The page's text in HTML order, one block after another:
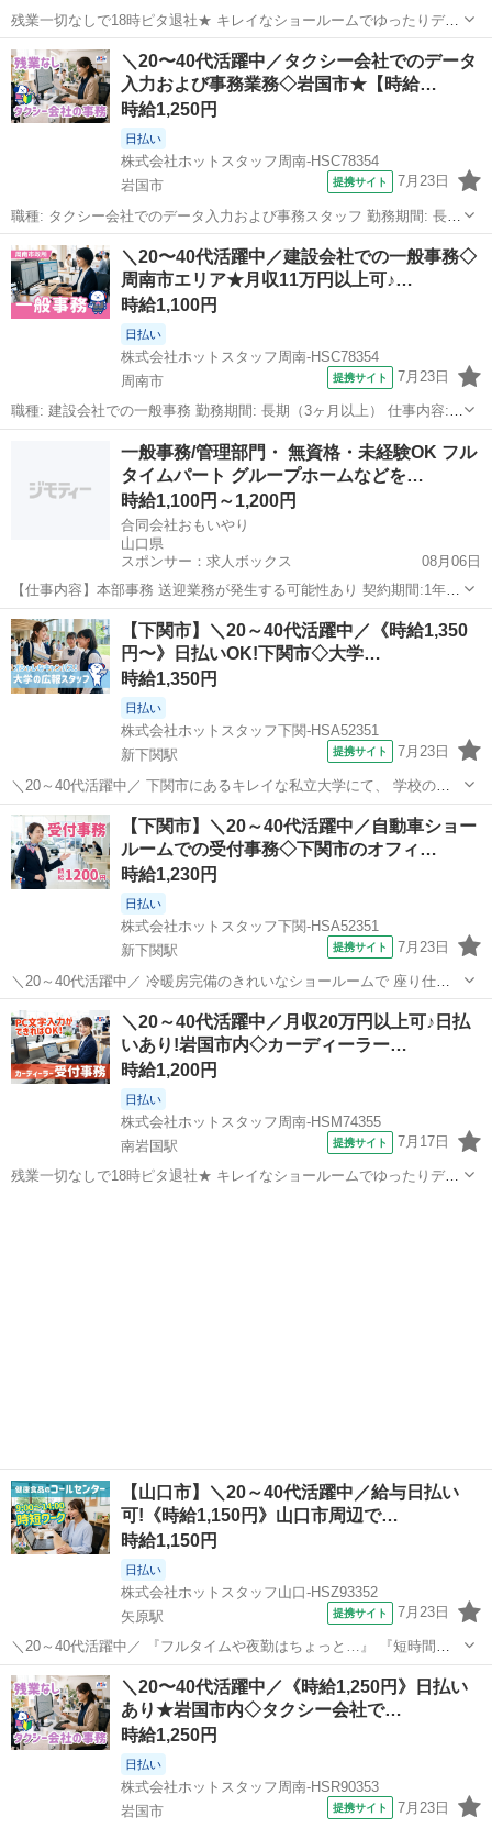
残業一切なしで18時ピタ退社★ キレイなショールームでゆったりデス
クワーク♪ ＼このオシゴトのまとめ!♪/ ▼毎日定時退社! 18時に退勤で
きるので寄り道しやすい! お仕事後の予定も充実します◎ ▼2ヶ月に1
回リフレッシ...
山口 南岩国駅
＼20〜40代活躍中／タクシー会社でのデータ
入力および事務業務◇岩国市★【時給…
時給1,250円
日払い
株式会社ホットスタッフ周南-HSC78354
岩国市
提携サイト 7月23日
職種: タクシー会社でのデータ入力および事務スタッフ 勤務期間: 長期
（3ヶ月以上） 仕事内容: タクシー会社でのオフィスワーク★ 『事務
未経験だけどチャレンジしてみたい』 という方も歓迎します♪ 【この
オシゴトのまとめ...
山口 岩国市 一般事務
＼20〜40代活躍中／建設会社での一般事務◇
周南市エリア★月収11万円以上可♪…
時給1,100円
日払い
株式会社ホットスタッフ周南-HSC78354
周南市
提携サイト 7月23日
職種: 建設会社での一般事務 勤務期間: 長期（3ヶ月以上） 仕事内容:
★このオシゴトのまとめ!★ ▼10:00〜16:00の短時間ワーク! 朝はゆっ
くり、夕方は早めに帰宅できる♪ 家事の時間も確保しやすい◎ ▼土...
一般事務
一般事務/管理部門・ 無資格・未経験OK フル
タイムパート グループホームなどを…
時給1,100円～1,200円
合同会社おもいやり
山口県
スポンサー：求人ボックス
08月06日
【仕事内容】本部事務 送迎業務が発生する可能性あり 契約期間:1年
(原則更新・更新上限なし) 従事すべき業務の変更範囲:法人の定めによ
る 就業場所の変更範囲:法人の定めによる 【経験・資格】<応募要件>
無資格・未経験OK <歓迎...
アルバイト・パート
【下関市】＼20～40代活躍中／《時給1,350
円〜》日払いOK!下関市◇大学…
時給1,350円
日払い
株式会社ホットスタッフ下関-HSA52351
新下関駅
提携サイト 7月23日
＼20～40代活躍中／ 下関市にあるキレイな私立大学にて、 学校の魅
力を伝えるお仕事です!
—————————————————————— 【 このオシゴトのま
とめ! 】 —————————————————————— ▼ノル...
山口 下関市 新下関駅
【下関市】＼20～40代活躍中／自動車ショー
ルームでの受付事務◇下関市のオフィ…
時給1,230円
日払い
株式会社ホットスタッフ下関-HSA52351
新下関駅
提携サイト 7月23日
＼20～40代活躍中／ 冷暖房完備のきれいなショールームで 座り仕事
メインの受付事務のお仕事です★ 『車の知識が全くない…』 という方
もご安心を♪ PCの基本操作さえできれば、 未経験からでも無理なく始
められる、 快適な環...
山口 下関市 新下関駅 一般事務
＼20～40代活躍中／月収20万円以上可♪日払
いあり!岩国市内◇カーディーラー…
時給1,200円
日払い
株式会社ホットスタッフ周南-HSM74355
南岩国駅
提携サイト 7月17日
残業一切なしで18時ピタ退社★ キレイなショールームでゆったりデス
【山口市】＼20～40代活躍中／給与日払い
可!《時給1,150円》山口市周辺で…
時給1,150円
日払い
株式会社ホットスタッフ山口-HSZ93352
矢原駅
提携サイト 7月23日
＼20～40代活躍中／ 『フルタイムや夜勤はちょっと…』 『短時間で
無理なく働きたい!』 という方必見の時短ワーク★ 実働5時間で、夕方
前にはおうちに帰れる、 理想の働き方がここにあります♪
──────────────...
山口 山口市 矢原駅 電話対応
＼20〜40代活躍中／《時給1,250円》日払い
あり★岩国市内◇タクシー会社で…
時給1,250円
日払い
株式会社ホットスタッフ周南-HSR90353
岩国市
提携サイト 7月23日